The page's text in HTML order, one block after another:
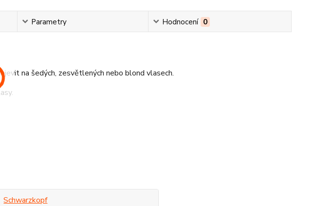
Parametry Hodnocení 0
na šedých, zesvětlených nebo blond vlasech.
Schwarzkopf